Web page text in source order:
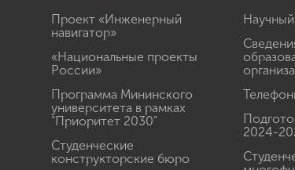
Проект «Инженерный
навигатор»
«Национальные проекты
России»
Программа Мининского
университета в рамках
"Приоритет 2030"
Студенческие
конструкторские бюро
2024-